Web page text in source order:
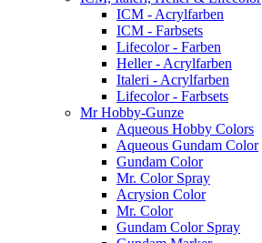
ICM - Acrylfarben
ICM - Farbsets
Lifecolor - Farben
Heller - Acrylfarben
Italeri - Acrylfarben
Lifecolor - Farbsets
Mr Hobby-Gunze
Aqueous Hobby Colors
Aqueous Gundam Color
Gundam Color
Mr. Color Spray
Acrysion Color
Mr. Color
Gundam Color Spray